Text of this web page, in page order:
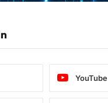
YouTube